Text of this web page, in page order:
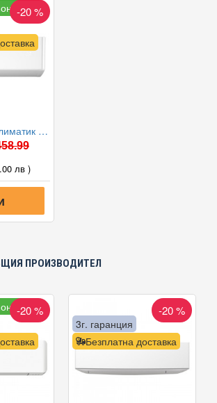
-20 %
Инверторен климатик Alpin ASW-35PTT Pro, WIFI, 12000 BTU, Клас А++
лв )
ПРОИЗВОДИТЕЛ
-20 %
Безплатна доставка
3г. гаранция
-20 %